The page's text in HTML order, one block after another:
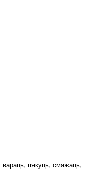
пякуць, смажаць,